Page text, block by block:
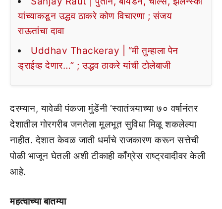
यांच्याकडून उद्धव ठाकरे कोण विचारणा ; संजय
राऊतांचा दावा
Uddhav Thackeray | “मी तुम्हाला पेन
ड्राईव्ह देणार…” ; उद्धव ठाकरे यांची टोलेबाजी
दरम्यान, यावेळी पंकजा मुंडेंनी ‘स्वातंत्र्याच्या ७० वर्षानंतर
देशातील गोरगरीब जनतेला मूलभूत सुविधा मिळू शकलेल्या
नाहीत. देशात केवळ जाती धर्माचे राजकारण करून सत्तेची
पोळी भाजून घेतली अशी टीकाही कॉंग्रेस राष्ट्रवादीवर केली
आहे.
महत्वाच्या बातम्या